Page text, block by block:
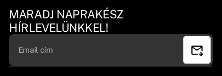
MARADJ NAPRAKÉSZ
HÍRLEVELÜNKKEL!